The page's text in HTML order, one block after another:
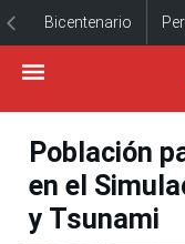
Bicentenario
Población
en el
y Tsunami